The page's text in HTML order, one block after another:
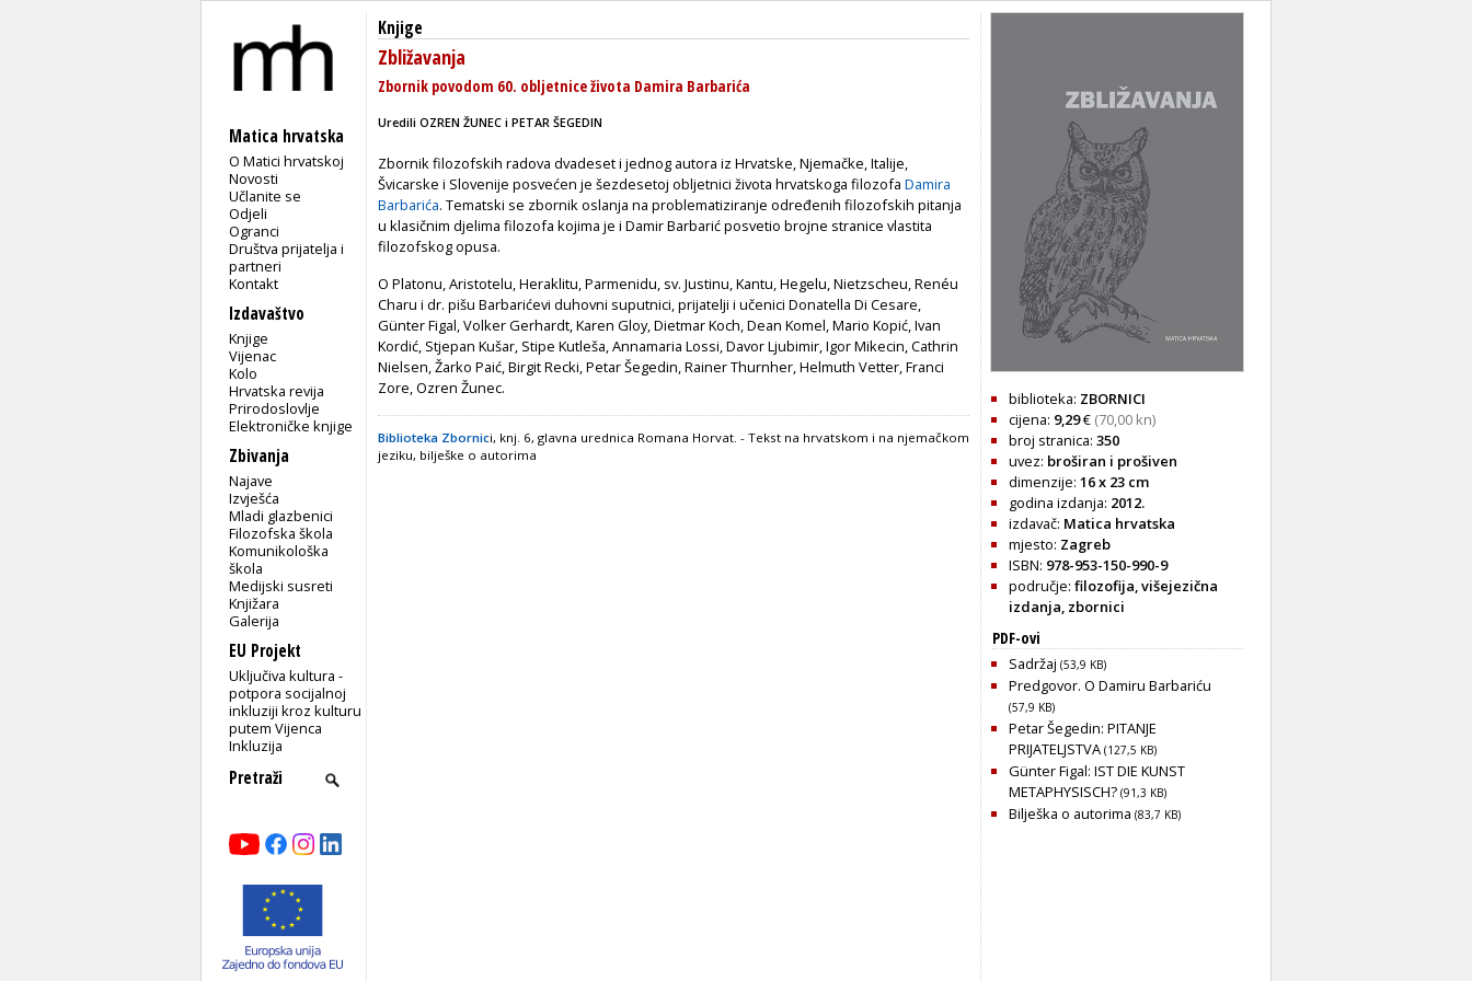
Matica hrvatska
O Matici hrvatskoj
Novosti
Učlanite se
Odjeli
Ogranci
Društva prijatelja i
partneri
Kontakt
Izdavaštvo
Knjige
Vijenac
Kolo
Hrvatska revija
Prirodoslovlje
Elektroničke knjige
Zbivanja
Najave
Izvješća
Mladi glazbenici
Filozofska škola
Komunikološka
škola
Medijski susreti
Knjižara
Galerija
EU Projekt
Uključiva kultura -
potpora socijalnoj
inkluziji kroz kulturu
putem Vijenca
Inkluzija
Knjige
Zbližavanja
Zbornik povodom 60. obljetnice života Damira Barbarića
Uredili OZREN ŽUNEC i PETAR ŠEGEDIN
Zbornik filozofskih radova dvadeset i jednog autora iz Hrvatske, Njemačke, Italije,
Švicarske i Slovenije posvećen je šezdesetoj obljetnici života hrvatskoga filozofa Damira
Barbarića. Tematski se zbornik oslanja na problematiziranje određenih filozofskih pitanja
u klasičnim djelima filozofa kojima je i Damir Barbarić posvetio brojne stranice vlastita
filozofskog opusa.
O Platonu, Aristotelu, Heraklitu, Parmenidu, sv. Justinu, Kantu, Hegelu, Nietzscheu, Renéu
Charu i dr. pišu Barbarićevi duhovni suputnici, prijatelji i učenici Donatella Di Cesare,
Günter Figal, Volker Gerhardt, Karen Gloy, Dietmar Koch, Dean Komel, Mario Kopić, Ivan
Kordić, Stjepan Kušar, Stipe Kutleša, Annamaria Lossi, Davor Ljubimir, Igor Mikecin, Cathrin
Nielsen, Žarko Paić, Birgit Recki, Petar Šegedin, Rainer Thurnher, Helmuth Vetter, Franci
Zore, Ozren Žunec.
Biblioteka Zbornici, knj. 6, glavna urednica Romana Horvat. - Tekst na hrvatskom i na njemačkom
jeziku, bilješke o autorima
biblioteka: ZBORNICI
cijena: 9,29€ (70,00 kn)
broj stranica: 350
uvez: broširan i prošiven
dimenzije: 16 x 23 cm
godina izdanja: 2012.
izdavač: Matica hrvatska
mjesto: Zagreb
ISBN: 978-953-150-990-9
područje: filozofija višejezična
izdanja zbornici
PDF-ovi
Sadržaj (53,9 KB)
Predgovor. O Damiru Barbariću
(57,9 KB)
Petar Šegedin: PITANJE
PRIJATELJSTVA (127,5 KB)
Günter Figal: IST DIE KUNST
METAPHYSISCH? (91,3 KB)
Bilješka o autorima (83,7 KB)